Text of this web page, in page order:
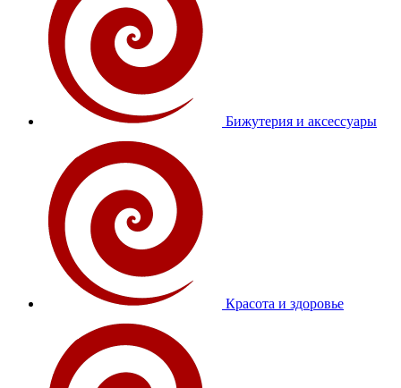
Бижутерия и аксессуары
Красота и здоровье